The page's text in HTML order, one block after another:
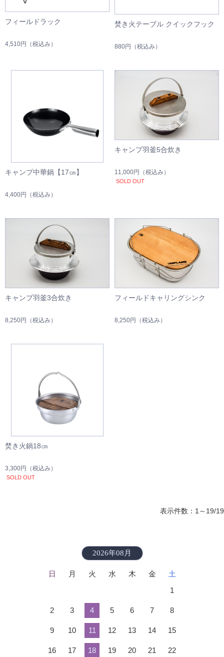
フィールドラック
4,510円 （税込み）
焚き火テーブル クイックフック
880円 （税込み）
キャンプ中華鍋【17㎝】
4,400円 （税込み）
キャンプ羽釜5合炊き
11,000円 （税込み）
SOLD OUT
キャンプ羽釜3合炊き
8,250円 （税込み）
フィールドキャリングシンク
8,250円 （税込み）
焚き火鍋18㎝
3,300円 （税込み）
SOLD OUT
表示件数：1～19/19
2026年08月
日 月 火 水 木 金
土
1
2 3 4 5 6 7 8
9 10 11 12 13 14 15
16 17 18 19 20 21 22